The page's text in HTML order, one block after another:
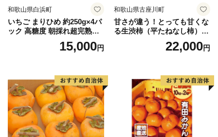
和歌山県白浜町
いちご まりひめ 約250g×4パ
ック 高糖度 朝採れ超完熟ま
りひめ 1月以降発送分
15,000円
和歌山県古座川町
甘さが違う！とっても甘くな
る生渋柿（平たねなし柿）吊
ップ付約4.5～5kg 約24～30
22,000円